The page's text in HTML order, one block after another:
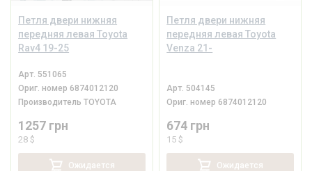
Петля двери нижняя
передняя левая Toyota
Rav4 19-25
Арт. 551065
Ориг. номер 6874012120
ПроизводительTOYOTA
1257 грн
28 $
Ожидается
Петля двери нижняя
передняя левая Toyota
Venza 21-
Арт. 504145
Ориг. номер 6874012120
674 грн
15 $
Ожидается